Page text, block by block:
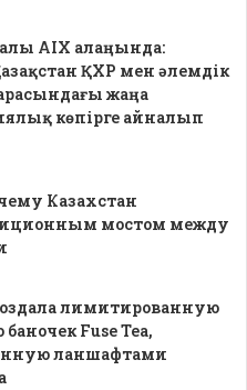
AIX алаңында:
ҚХР мен әлемдік
жаңа
көпірге айналып
Казахстан
мостом между
лимитированную
Fuse Tea,
ланшафтами